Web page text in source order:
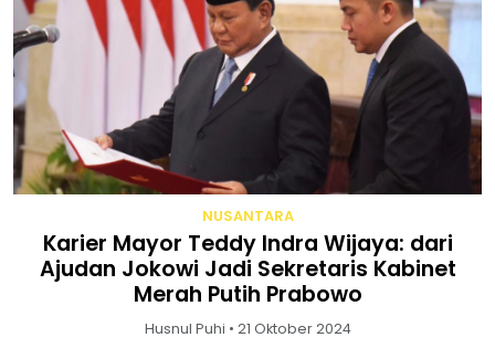
NUSANTARA
Karier Mayor Teddy Indra Wijaya: dari
Ajudan Jokowi Jadi Sekretaris Kabinet
Merah Putih Prabowo
Husnul Puhi • 21 Oktober 2024